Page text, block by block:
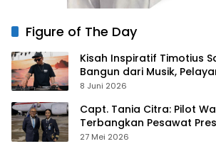
Figure of The Day
Kisah Inspiratif Timotius
Bangun dari Musik,
hingga Gurita Bisnis
8 Juni 2026
Capt. Tania Citra: Pilot
Terbangkan Pesawat
Prancis
27 Mei 2026